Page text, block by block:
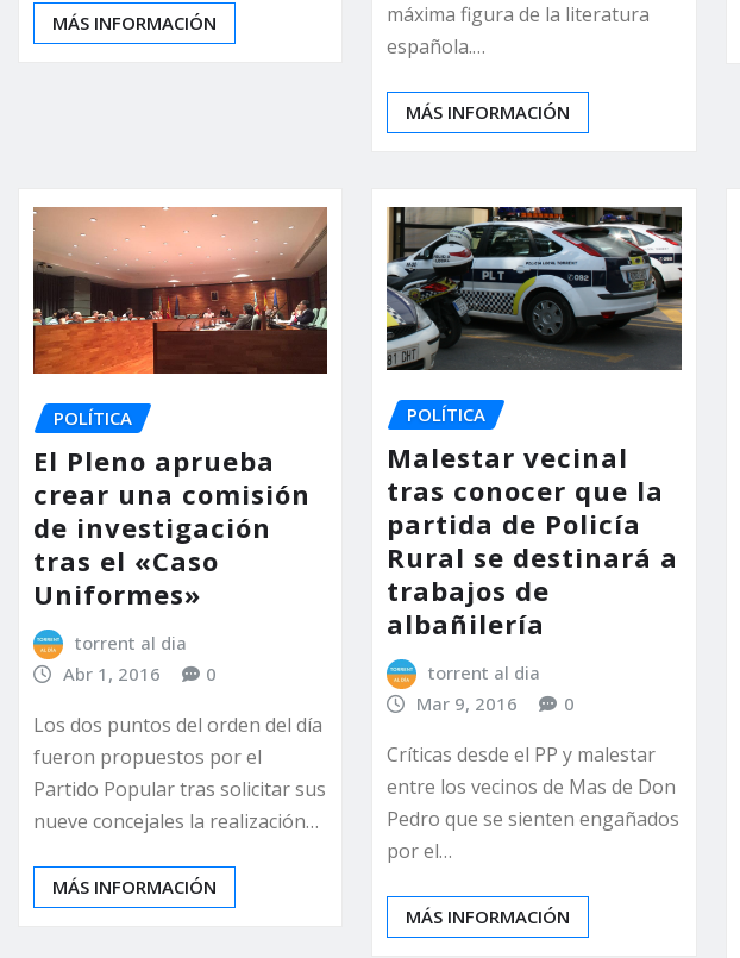
MÁS INFORMACIÓN
máxima figura de la literatura
española.…
MÁS INFORMACIÓN
POLÍTICA
El Pleno aprueba
crear una comisión
de investigación
tras el «Caso
Uniformes»
torrent al dia
Abr 1, 2016
0
Los dos puntos del orden del día
fueron propuestos por el
Partido Popular tras solicitar sus
nueve concejales la realización…
MÁS INFORMACIÓN
POLÍTICA
Malestar vecinal
tras conocer que la
partida de Policía
Rural se destinará a
trabajos de
albañilería
torrent al dia
Mar 9, 2016
0
Críticas desde el PP y malestar
entre los vecinos de Mas de Don
Pedro que se sienten engañados
por el…
MÁS INFORMACIÓN